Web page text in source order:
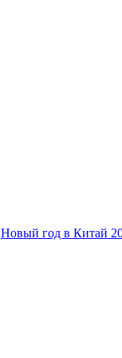
Новый год в Китай